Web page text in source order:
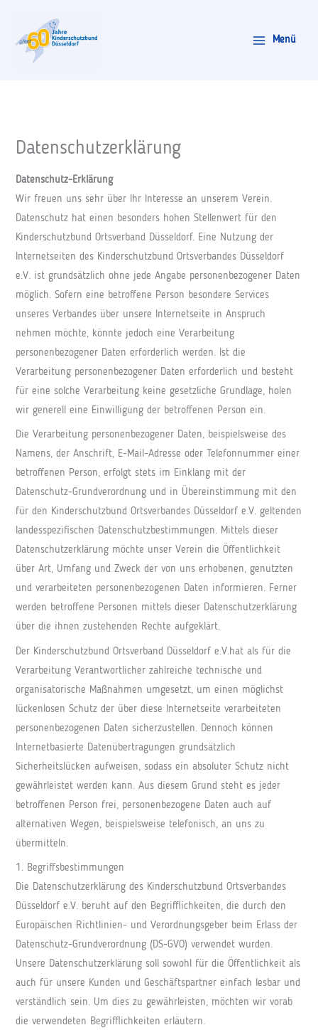
springen
Menü
Datenschutzerklärung
Datenschutz-Erklärung
Wir freuen uns sehr über Ihr Interesse an unserem Verein.
Datenschutz hat einen besonders hohen Stellenwert für den
Kinderschutzbund Ortsverband Düsseldorf. Eine Nutzung der
Internetseiten des Kinderschutzbund Ortsverbandes Düsseldorf
e.V. ist grundsätzlich ohne jede Angabe personenbezogener Daten
möglich. Sofern eine betroffene Person besondere Services
unseres Verbandes über unsere Internetseite in Anspruch
nehmen möchte, könnte jedoch eine Verarbeitung
personenbezogener Daten erforderlich werden. Ist die
Verarbeitung personenbezogener Daten erforderlich und besteht
für eine solche Verarbeitung keine gesetzliche Grundlage, holen
wir generell eine Einwilligung der betroffenen Person ein.
Die Verarbeitung personenbezogener Daten, beispielsweise des
Namens, der Anschrift, E-Mail-Adresse oder Telefonnummer einer
betroffenen Person, erfolgt stets im Einklang mit der
Datenschutz-Grundverordnung und in Übereinstimmung mit den
für den Kinderschutzbund Ortsverbandes Düsseldorf e.V. geltenden
landesspezifischen Datenschutzbestimmungen. Mittels dieser
Datenschutzerklärung möchte unser Verein die Öffentlichkeit
über Art, Umfang und Zweck der von uns erhobenen, genutzten
und verarbeiteten personenbezogenen Daten informieren. Ferner
werden betroffene Personen mittels dieser Datenschutzerklärung
über die ihnen zustehenden Rechte aufgeklärt.
Der Kinderschutzbund Ortsverband Düsseldorf e.V.hat als für die
Verarbeitung Verantwortlicher zahlreiche technische und
organisatorische Maßnahmen umgesetzt, um einen möglichst
lückenlosen Schutz der über diese Internetseite verarbeiteten
personenbezogenen Daten sicherzustellen. Dennoch können
Internetbasierte Datenübertragungen grundsätzlich
Sicherheitslücken aufweisen, sodass ein absoluter Schutz nicht
gewährleistet werden kann. Aus diesem Grund steht es jeder
betroffenen Person frei, personenbezogene Daten auch auf
alternativen Wegen, beispielsweise telefonisch, an uns zu
übermitteln.
1. Begriffsbestimmungen
Die Datenschutzerklärung des Kinderschutzbund Ortsverbandes
Düsseldorf e.V. beruht auf den Begrifflichkeiten, die durch den
Europäischen Richtlinien- und Verordnungsgeber beim Erlass der
Datenschutz-Grundverordnung (DS-GVO) verwendet wurden.
Unsere Datenschutzerklärung soll sowohl für die Öffentlichkeit als
auch für unsere Kunden und Geschäftspartner einfach lesbar und
verständlich sein. Um dies zu gewährleisten, möchten wir vorab
die verwendeten Begrifflichkeiten erläutern.